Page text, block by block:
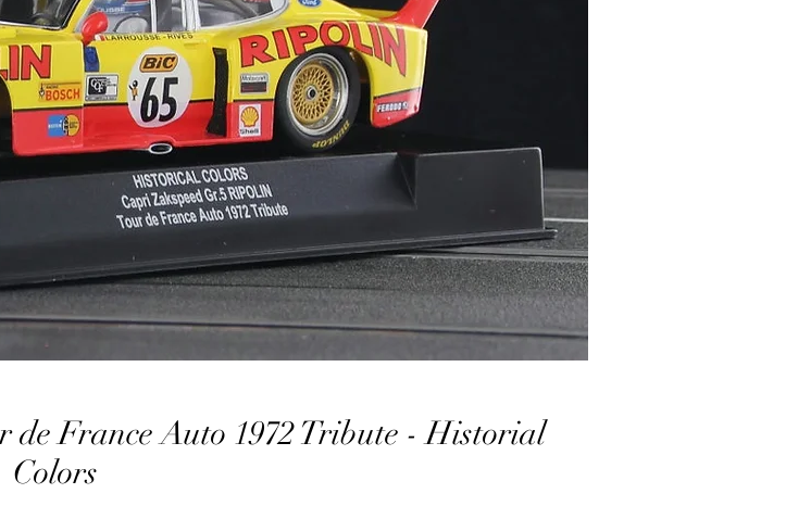
de France Auto 1972 Tribute - Historial
Colors